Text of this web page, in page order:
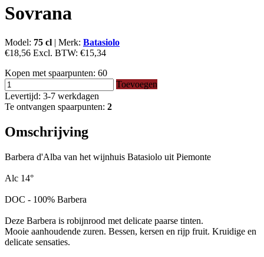
Sovrana
Model: 75 cl | Merk: Batasiolo
€18,56 Excl. BTW: €15,34
Kopen met spaarpunten: 60
Toevoegen
Levertijd: 3-7 werkdagen
Te ontvangen spaarpunten: 2
Omschrijving
Barbera d'Alba van het wijnhuis Batasiolo uit Piemonte
Alc 14°
DOC - 100% Barbera
Deze Barbera is robijnrood met delicate paarse tinten.
Mooie aanhoudende zuren. Bessen, kersen en rijp fruit. Kruidige en
delicate sensaties.